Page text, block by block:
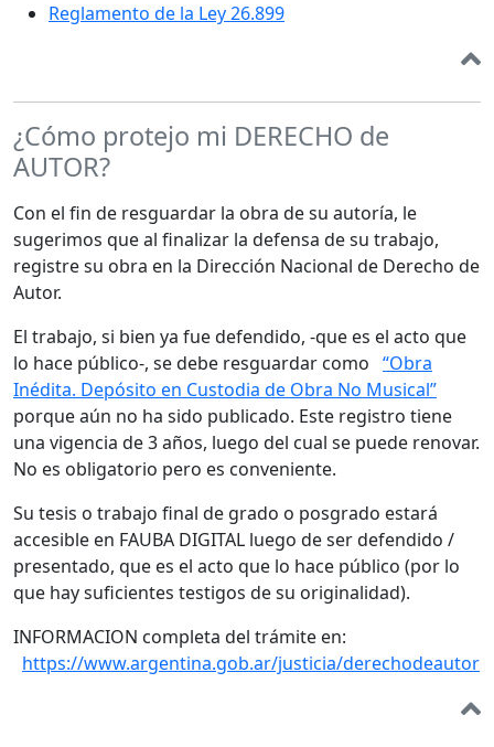
Reglamento de la Ley 26.899
¿Cómo protejo mi DERECHO de
AUTOR?
Con el fin de resguardar la obra de su autoría, le
sugerimos que al finalizar la defensa de su trabajo,
registre su obra en la Dirección Nacional de Derecho de
Autor.
El trabajo, si bien ya fue defendido, -que es el acto que
lo hace público-, se debe resguardar como “Obra
Inédita. Depósito en Custodia de Obra No Musical”
porque aún no ha sido publicado. Este registro tiene
una vigencia de 3 años, luego del cual se puede renovar.
No es obligatorio pero es conveniente.
Su tesis o trabajo final de grado o posgrado estará
accesible en FAUBA DIGITAL luego de ser defendido /
presentado, que es el acto que lo hace público (por lo
que hay suficientes testigos de su originalidad).
INFORMACION completa del trámite en:
https://www.argentina.gob.ar/justicia/derechodeautor